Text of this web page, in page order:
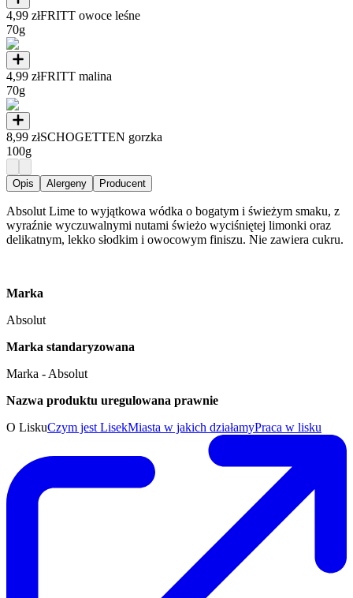
4,99 złFRITT owoce leśne
70g
4,99 złFRITT malina
70g
8,99 złSCHOGETTEN gorzka
100g
Opis Alergeny Producent
Absolut Lime to wyjątkowa wódka o bogatym i świeżym smaku, z
wyraźnie wyczuwalnymi nutami świeżo wyciśniętej limonki oraz
delikatnym, lekko słodkim i owocowym finiszu. Nie zawiera cukru.
Marka
Absolut
Marka standaryzowana
Marka - Absolut
Nazwa produktu uregulowana prawnie
O LiskuCzym jest LisekMiasta w jakich działamyPraca w lisku